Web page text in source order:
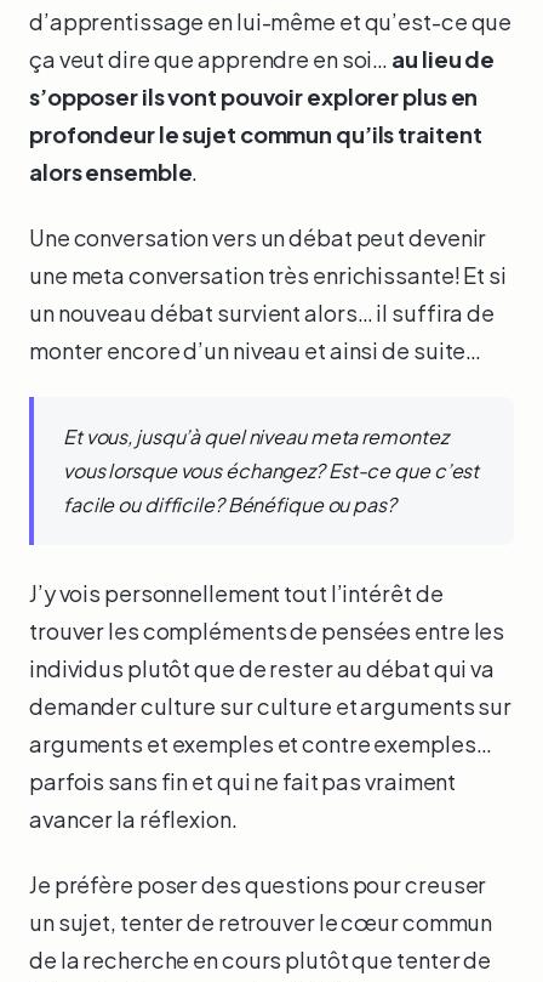
d’apprentissage en lui-même et qu’est-ce que
ça veut dire que apprendre en soi… au lieu de
s’opposer ils vont pouvoir explorer plus en
profondeur le sujet commun qu’ils traitent
alors ensemble.
Une conversation vers un débat peut devenir
une meta conversation très enrichissante! Et si
un nouveau débat survient alors… il suffira de
monter encore d’un niveau et ainsi de suite…
Et vous, jusqu’à quel niveau meta remontez
vous lorsque vous échangez? Est-ce que c’est
facile ou difficile? Bénéfique ou pas?
J’y vois personnellement tout l’intérêt de
trouver les compléments de pensées entre les
individus plutôt que de rester au débat qui va
demander culture sur culture et arguments sur
arguments et exemples et contre exemples…
parfois sans fin et qui ne fait pas vraiment
avancer la réflexion.
Je préfère poser des questions pour creuser
un sujet, tenter de retrouver le cœur commun
de la recherche en cours plutôt que tenter de